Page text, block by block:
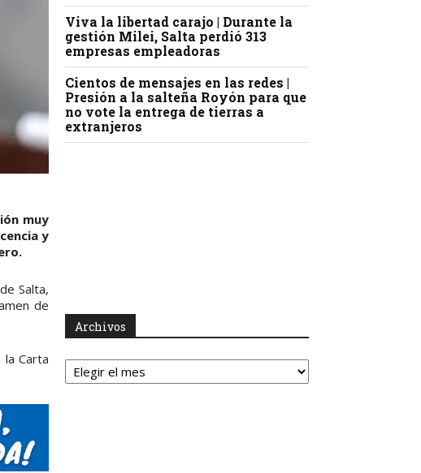
muy
y
Salta,
de
Carta
Viva la libertad carajo | Durante la
gestión Milei, Salta perdió 313
empresas empleadoras
Cientos de mensajes en las redes |
Presión a la salteña Royón para que
no vote la entrega de tierras a
extranjeros
Archivos
Archivos